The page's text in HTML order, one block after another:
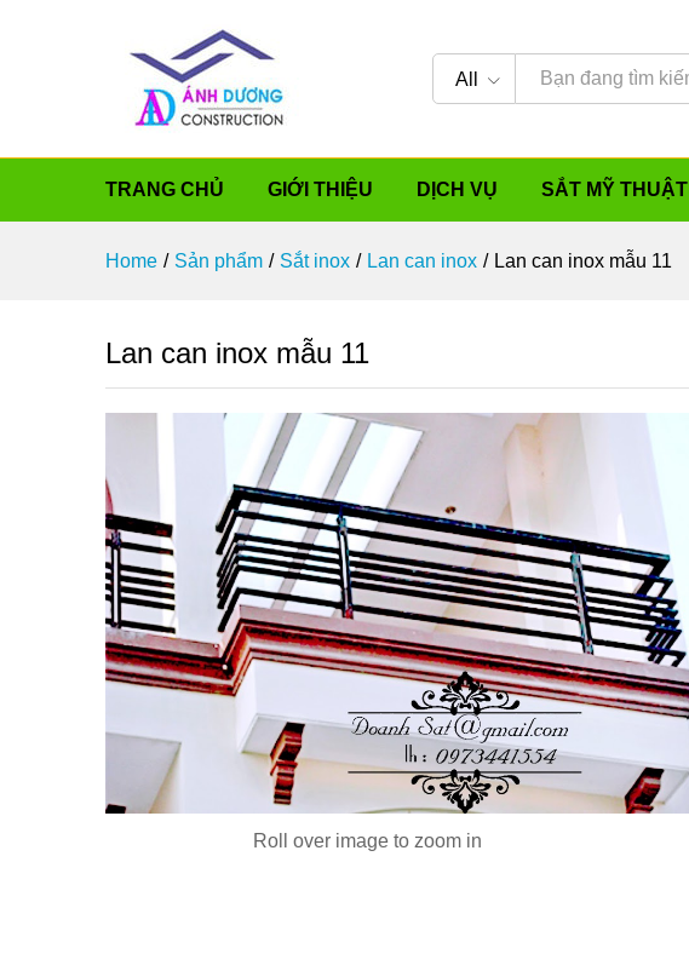
All
TRANG CHỦ GIỚI THIỆU DỊCH VỤ SẮT MỸ THUẬT
Home / Sản phẩm / Sắt inox / Lan can inox / Lan can inox mẫu 11
Lan can inox mẫu 11
Roll over image to zoom in